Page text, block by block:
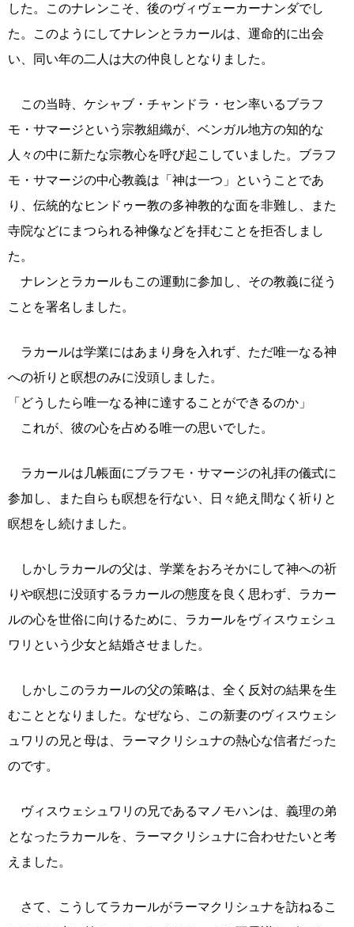
した。このナレンこそ、後のヴィヴェーカーナンダでし
た。このようにしてナレンとラカールは、運命的に出会
い、同い年の二人は大の仲良しとなりました。
この当時、ケシャブ・チャンドラ・セン率いるブラフ
モ・サマージという宗教組織が、ベンガル地方の知的な
人々の中に新たな宗教心を呼び起こしていました。ブラフ
モ・サマージの中心教義は「神は一つ」ということであ
り、伝統的なヒンドゥー教の多神教的な面を非難し、また
寺院などにまつられる神像などを拝むことを拒否しまし
た。
ナレンとラカールもこの運動に参加し、その教義に従う
ことを署名しました。
ラカールは学業にはあまり身を入れず、ただ唯一なる神
への祈りと瞑想のみに没頭しました。
「どうしたら唯一なる神に達することができるのか」
これが、彼の心を占める唯一の思いでした。
ラカールは几帳面にブラフモ・サマージの礼拝の儀式に
参加し、また自らも瞑想を行ない、日々絶え間なく祈りと
瞑想をし続けました。
しかしラカールの父は、学業をおろそかにして神への祈
りや瞑想に没頭するラカールの態度を良く思わず、ラカー
ルの心を世俗に向けるために、ラカールをヴィスウェシュ
ワリという少女と結婚させました。
しかしこのラカールの父の策略は、全く反対の結果を生
むこととなりました。なぜなら、この新妻のヴィスウェシ
ュワリの兄と母は、ラーマクリシュナの熱心な信者だった
のです。
ヴィスウェシュワリの兄であるマノモハンは、義理の弟
となったラカールを、ラーマクリシュナに合わせたいと考
えました。
さて、こうしてラカールがラーマクリシュナを訪ねるこ